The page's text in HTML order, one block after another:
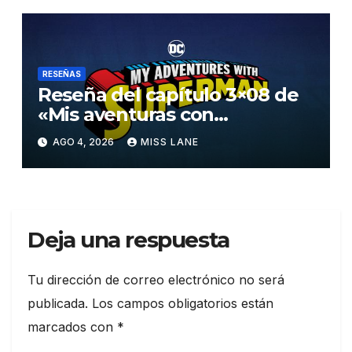
RESEÑAS
Reseña del capítulo 3×08 de
«Mis aventuras con
Superman»
AGO 4, 2026 MISS LANE
Deja una respuesta
Tu dirección de correo electrónico no será
publicada. Los campos obligatorios están
marcados con *